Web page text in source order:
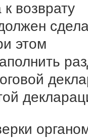
возврату
этом